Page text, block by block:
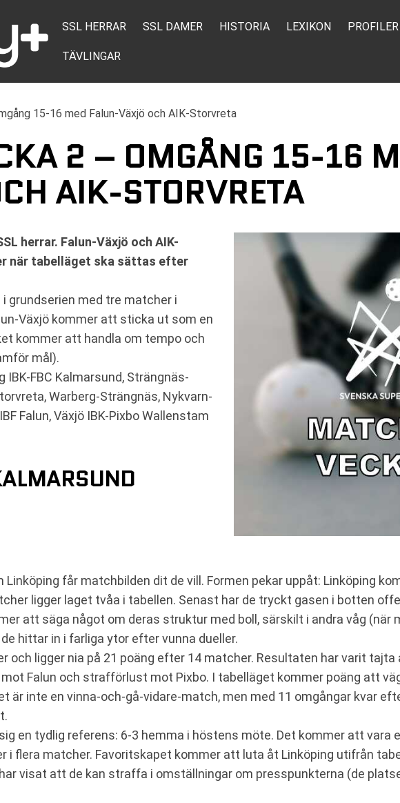
SSL HERRAR SSL DAMER HISTORIA LEXIKON PROFILER
TÄVLINGAR
15-16 med Falun-Växjö och AIK-Storvreta
2 – OMGÅNG 15-16
AIK-STORVRETA
herrar. Falun-Växjö och AIK-
när tabelläget ska sättas efter
grundserien med tre matcher i
Växjö kommer att sticka ut som en
kommer att handla om tempo och
mål).
FBC Kalmarsund, Strängnäs-
Warberg-Strängnäs, Nykvarn-
Falun, Växjö IBK-Pixbo Wallenstam
får matchbilden dit de vill. Formen pekar uppåt: Linköping
ligger laget tvåa i tabellen. Senast har de tryckt gasen i botten
att säga något om deras struktur med boll, särskilt i andra våg (när
hittar in i farliga ytor efter vunna dueller.
och ligger nia på 21 poäng efter 14 matcher. Resultaten har varit tajta
Falun och strafförlust mot Pixbo. I tabelläget kommer poäng att
inte en vinna-och-gå-vidare-match, men med 11 omgångar kvar
en tydlig referens: 6-3 hemma i höstens möte. Det kommer att vara
i flera matcher. Favoritskapet kommer att luta åt Linköping utifrån
visat att de kan straffa i omställningar om presspunkterna (de